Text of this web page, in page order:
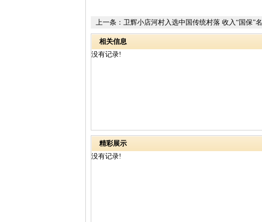
上一条： 卫辉小店河村入选中国传统村落 收入“国保”名
录
相关信息
没有记录!
精彩展示
没有记录!